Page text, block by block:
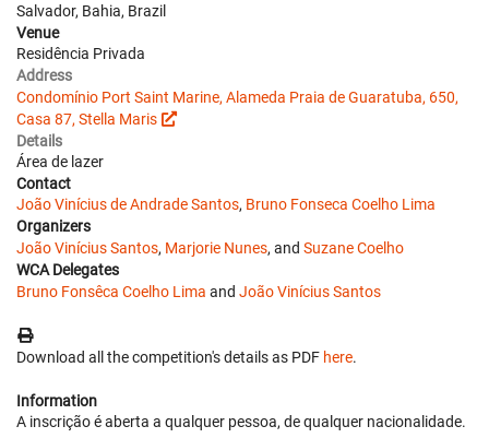
Salvador, Bahia, Brazil
Venue
Residência Privada
Address
Condomínio Port Saint Marine, Alameda Praia de Guaratuba, 650,
Casa 87, Stella Maris
Details
Área de lazer
Contact
João Vinícius de Andrade Santos, Bruno Fonseca Coelho Lima
Organizers
João Vinícius Santos, Marjorie Nunes, and Suzane Coelho
WCA Delegates
Bruno Fonsêca Coelho Lima and João Vinícius Santos
Download all the competition's details as PDF here.
Information
A inscrição é aberta a qualquer pessoa, de qualquer nacionalidade.